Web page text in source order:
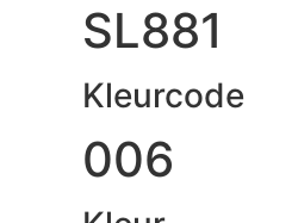
SL881
Kleurcode
006